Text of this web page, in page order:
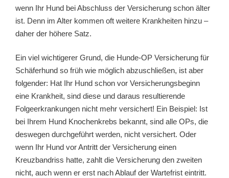
wenn Ihr Hund bei Abschluss der Versicherung schon älter
ist. Denn im Alter kommen oft weitere Krankheiten hinzu –
daher der höhere Satz.
Ein viel wichtigerer Grund, die Hunde-OP Versicherung für
Schäferhund so früh wie möglich abzuschließen, ist aber
folgender: Hat Ihr Hund schon vor Versicherungsbeginn
eine Krankheit, sind diese und daraus resultierende
Folgeerkrankungen nicht mehr versichert! Ein Beispiel: Ist
bei Ihrem Hund Knochenkrebs bekannt, sind alle OPs, die
deswegen durchgeführt werden, nicht versichert. Oder
wenn Ihr Hund vor Antritt der Versicherung einen
Kreuzbandriss hatte, zahlt die Versicherung den zweiten
nicht, auch wenn er erst nach Ablauf der Wartefrist eintritt.